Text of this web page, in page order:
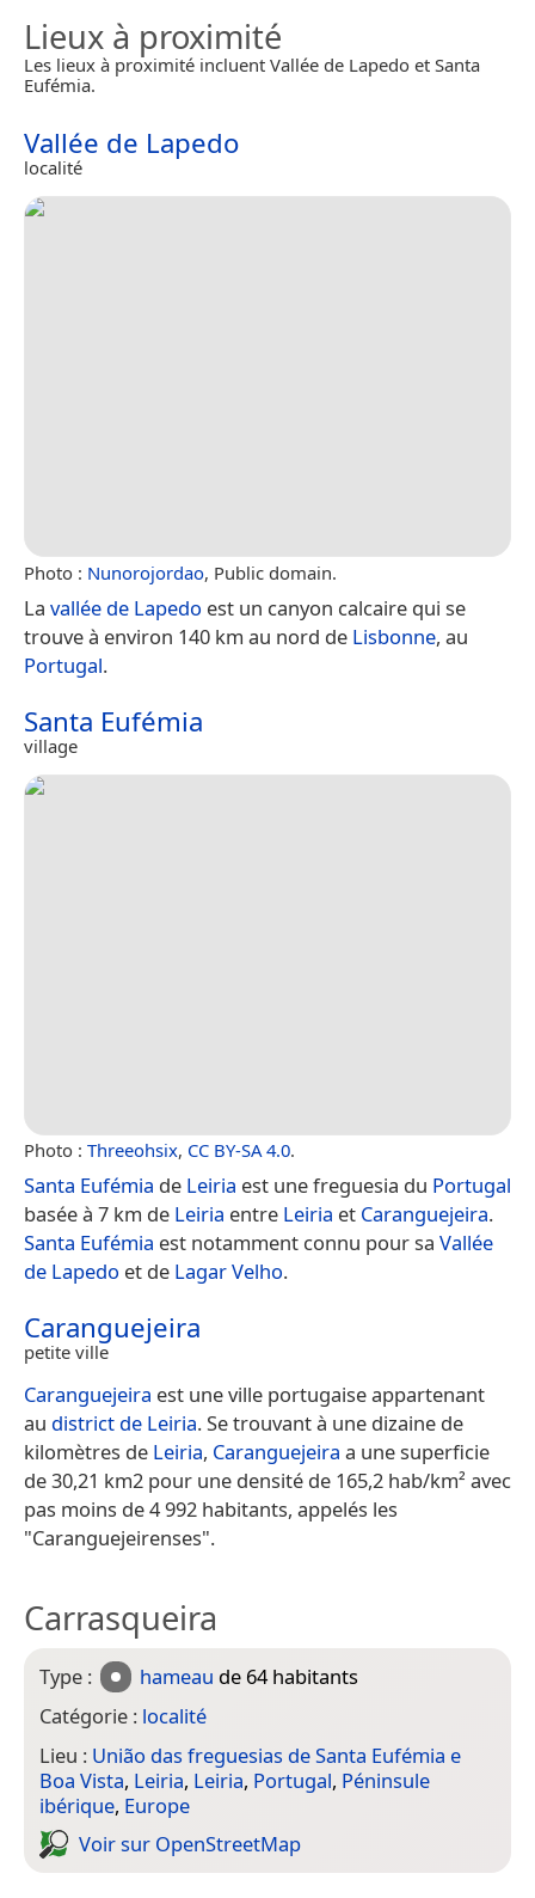
Lieux à proximité
Les lieux à proximité incluent Vallée de Lapedo et Santa
Eufémia.
Vallée de Lapedo
localité
Photo : Nunorojordao, Public domain.
La vallée de Lapedo est un canyon calcaire qui se
trouve à environ 140 km au nord de Lisbonne, au
Portugal.
Santa Eufémia
village
Photo : Threeohsix, CC BY-SA 4.0.
Santa Eufémia de Leiria est une freguesia du Portugal
basée à 7 km de Leiria entre Leiria et Caranguejeira.
Santa Eufémia est notamment connu pour sa Vallée
de Lapedo et de Lagar Velho.
Caranguejeira
petite ville
Caranguejeira est une ville portugaise appartenant
au district de Leiria. Se trouvant à une dizaine de
kilomètres de Leiria, Caranguejeira a une superficie
de 30,21 km2 pour une densité de 165,2 hab/km² avec
pas moins de 4 992 habitants, appelés les
"Caranguejeirenses".
Carrasqueira
Type : hameau de 64 habitants
Catégorie : localité
Lieu : União das freguesias de Santa Eufémia e
Boa Vista, Leiria, Leiria, Portugal, Péninsule
ibérique, Europe
Voir sur Open­Street­Map